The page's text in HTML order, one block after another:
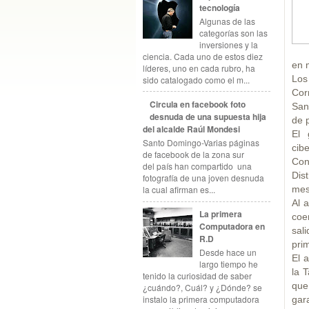
tecnología
Algunas de las
categorías son las
inversiones y la
ciencia. Cada uno de estos diez
líderes, uno en cada rubro, ha
sido catalogado como el m...
Circula en facebook foto
desnuda de una supuesta hija
del alcalde Raúl Mondesi
Santo Domingo-Varias páginas
de facebook de la zona sur
del país han compartido una
fotografía de una joven desnuda
la cual afirman es...
La primera
Computadora en
R.D
Desde hace un
largo tiempo he
tenido la curiosidad de saber
¿cuándo?, Cuál? y ¿Dónde? se
instalo la primera computadora
en
de
El
Al
El
la